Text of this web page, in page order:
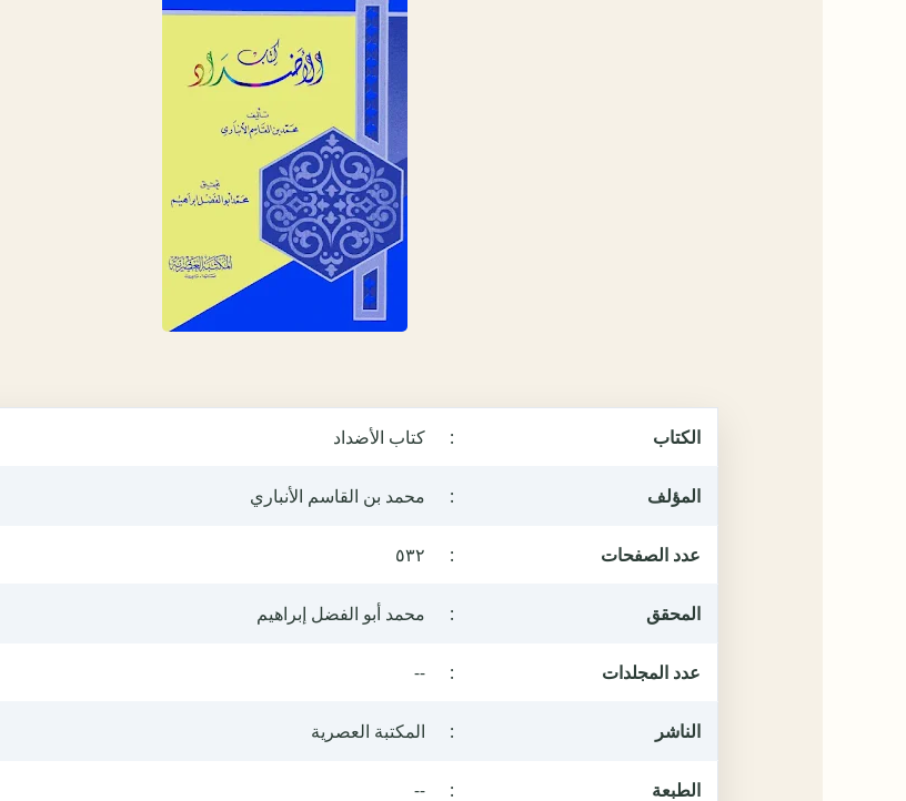
الكتاب : كتاب الأضداد
المؤلف : محمد بن القاسم الأنباري
عدد الصفحات : ٥٣٢
المحقق : محمد أبو الفضل إبراهيم
عدد المجلدات :
--
الناشر : المكتبة العصرية
الطبعة :
--